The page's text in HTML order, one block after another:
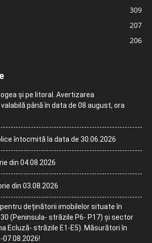
309
207
206
și pe litoral. Avertizarea
până în data de 08 august, ora
întocmită la data de 30.06.2026
din 04.08.2026
din 03.08.2026
pentru deținătorii imobilelor situate în
(Peninsula- străzile P6- P17) și sector
Ecluză- străzile E1-E5). Măsurători în
07.08.2026!